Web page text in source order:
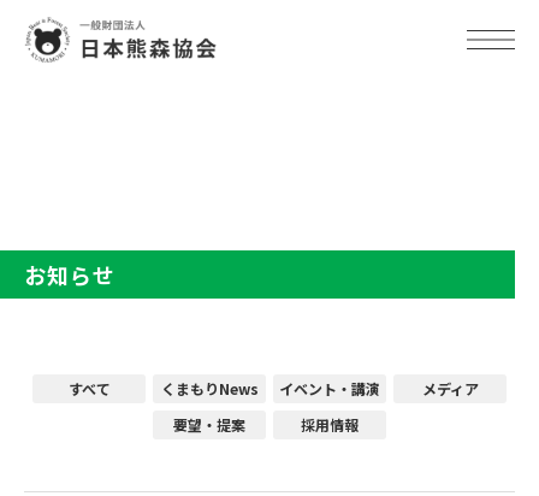
お知らせ
すべて くまもりNews イベント・講演
メディア
要望・提案
採用情報